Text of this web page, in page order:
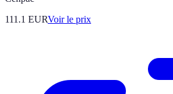
111.1 EURVoir le prix